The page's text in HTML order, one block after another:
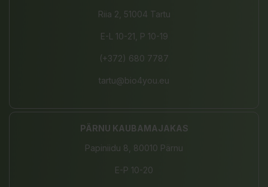
Riia 2, 51004 Tartu
E-L 10-21, P 10-19
(+372) 680 7787
tartu@bio4you.eu
PÄRNU KAUBAMAJAKAS
Papiniidu 8, 80010 Pärnu
E-P 10-20